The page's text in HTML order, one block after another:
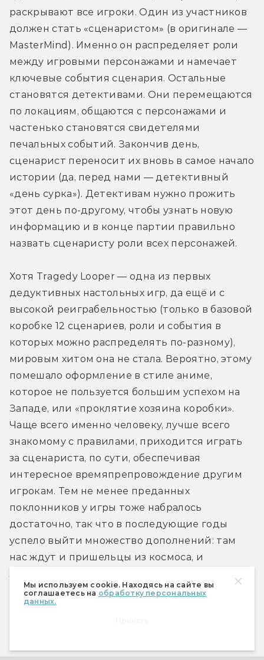
Мы используем cookie. Находясь на сайте вы
соглашаетесь на обработку персональных
данных.
раскрывают все игроки. Один из участников
должен стать «сценаристом» (в оригинале —
MasterMind). Именно он распределяет роли
между игровыми персонажами и намечает
ключевые события сценария. Остальные
становятся детективами. Они перемещаются
по локациям, общаются с персонажами и
частенько становятся свидетелями
печальных событий. Закончив день,
сценарист переносит их вновь в самое начало
истории (да, перед нами — детективный
«день сурка»). Детективам нужно прожить
этот день по-другому, чтобы узнать новую
информацию и в конце партии правильно
назвать сценаристу роли всех персонажей.
Хотя Tragedy Looper — одна из первых
дедуктивных настольных игр, да ещё и с
высокой реиграбельностью (только в базовой
коробке 12 сценариев, роли и события в
которых можно распределять по-разному),
мировым хитом она не стала. Вероятно, этому
помешало оформление в стиле аниме,
которое не пользуется большим успехом на
Западе, или «проклятие хозяина коробки».
Чаще всего именно человеку, лучше всего
знакомому с правилами, приходится играть
за сценариста, по сути, обеспечивая
интересное времяпрепровождение другим
игрокам. Тем не менее преданных
поклонников у игры тоже набралось
достаточно, так что в последующие годы
успело выйти множество дополнений: там
нас ждут и пришельцы из космоса, и
интересных способов умереть.